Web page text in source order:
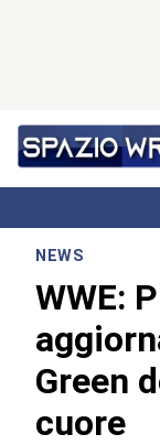
NEWS
WWE:
Green
cuore